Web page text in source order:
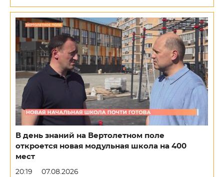
В день знаний на Вертолетном поле
откроется новая модульная школа на 400
мест
20:19 07.08.2026